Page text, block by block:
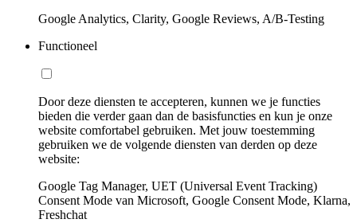
Google Analytics, Clarity, Google Reviews, A/B-Testing
Functioneel
Door deze diensten te accepteren, kunnen we je functies
bieden die verder gaan dan de basisfuncties en kun je onze
website comfortabel gebruiken. Met jouw toestemming
gebruiken we de volgende diensten van derden op deze
website:
Google Tag Manager, UET (Universal Event Tracking)
Consent Mode van Microsoft, Google Consent Mode, Klarna,
Freshchat